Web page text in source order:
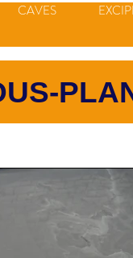
CAVES